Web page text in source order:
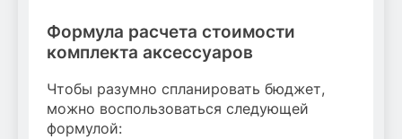
Формула расчета стоимости
комплекта аксессуаров
Чтобы разумно спланировать бюджет,
можно воспользоваться следующей
формулой: